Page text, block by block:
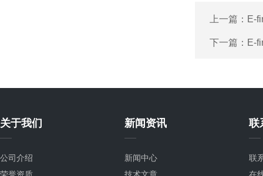
上一篇： E-
下一篇： E-
关于我们
公司介绍
新闻资讯
新闻中心
联
联